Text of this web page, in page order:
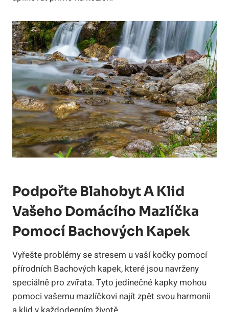
Podpořte Blahobyt A Klid
Vašeho Domácího Mazlíčka
Pomocí Bachových Kapek
Vyřešte problémy se stresem u vaší kočky pomocí
přírodních Bachových kapek, které jsou navrženy
speciálně pro zvířata. Tyto jedinečné kapky mohou
pomoci vašemu mazlíčkovi najít zpět svou harmonii